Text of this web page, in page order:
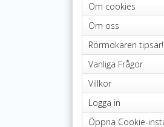
Om cookies
Om oss
Rörmokaren tipsar!
Vanliga Frågor
Villkor
Logga in
Öppna Cookie-